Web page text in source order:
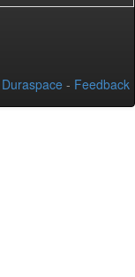
Duraspace - Feedback